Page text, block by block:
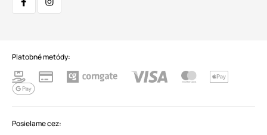
Platobné metódy:
Posielame cez: